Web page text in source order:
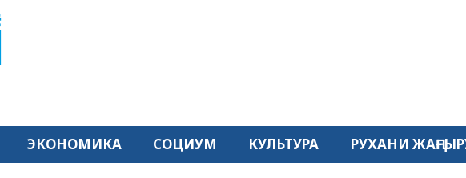
ЭКОНОМИКА СОЦИУМ КУЛЬТУРА РУХАНИ